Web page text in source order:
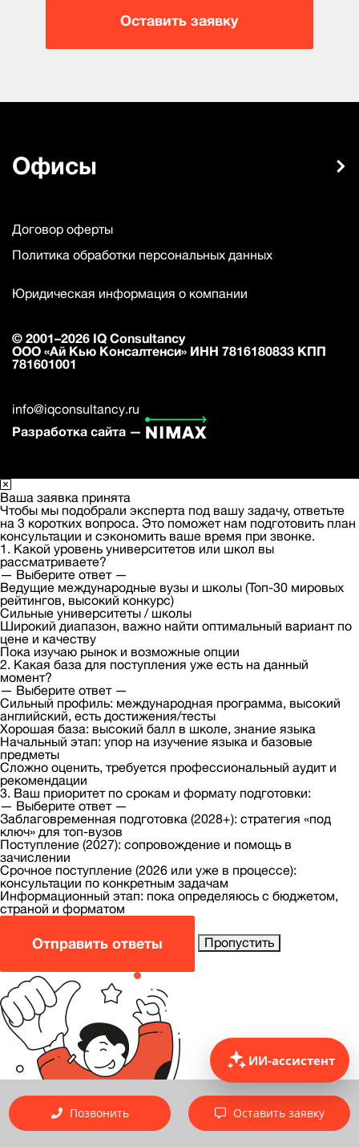
Оставить заявку
Офисы
Договор оферты
Политика обработки персональных данных
Юридическая информация о компании
© 2001–2026 IQ Consultancy
ООО «Ай Кью Консалтенси» ИНН 7816180833 КПП
781601001
info@iqconsultancy.ru
Разработка сайта —
Ваша заявка принята
Чтобы мы подобрали эксперта под вашу задачу, ответьте
на 3 коротких вопроса. Это поможет нам подготовить план
консультации и сэкономить ваше время при звонке.
1. Какой уровень университетов или школ вы
рассматриваете?
— Выберите ответ —
Ведущие международные вузы и школы (Топ-30 мировых
рейтингов, высокий конкурс)
Сильные университеты / школы
Широкий диапазон, важно найти оптимальный вариант по
цене и качеству
Пока изучаю рынок и возможные опции
2. Какая база для поступления уже есть на данный
момент?
— Выберите ответ —
Сильный профиль: международная программа, высокий
английский, есть достижения/тесты
Хорошая база: высокий балл в школе, знание языка
Начальный этап: упор на изучение языка и базовые
предметы
Сложно оценить, требуется профессиональный аудит и
рекомендации
3. Ваш приоритет по срокам и формату подготовки:
— Выберите ответ —
Заблаговременная подготовка (2028+): стратегия «под
ключ» для топ-вузов
Поступление (2027): сопровождение и помощь в
зачислении
Срочное поступление (2026 или уже в процессе):
консультации по конкретным задачам
Информационный этап: пока определяюсь с бюджетом,
страной и форматом
Отправить ответы Пропустить
Позвонить Оставить заявку
ИИ-ассистент